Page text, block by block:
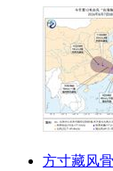
方寸藏风